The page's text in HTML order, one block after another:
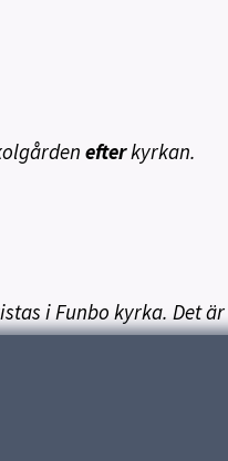
efterkyrkan.
i Funbo kyrka. Det